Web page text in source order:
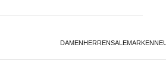
DAMEN HERRENSALEMARKEN